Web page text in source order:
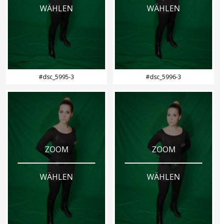
WÄHLEN
#dsc_5995-3
WÄHLEN
#dsc_5996-3
ZOOM
WÄHLEN
ZOOM
WÄHLEN